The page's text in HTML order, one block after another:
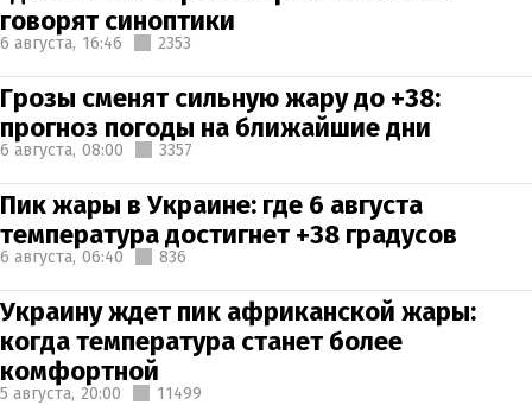
говорят синоптики
6 августа, 16:46 2353
Грозы сменят сильную жару до +38:
прогноз погоды на ближайшие дни
6 августа, 08:00 3357
Пик жары в Украине: где 6 августа
температура достигнет +38 градусов
6 августа, 06:40 836
Украину ждет пик африканской жары:
когда температура станет более
комфортной
5 августа, 20:00 11499